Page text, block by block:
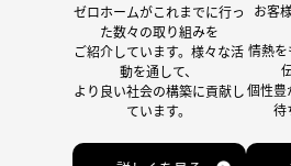
ゼロホームがこれまでに行っ
た数々の取り組みを
ご紹介しています。様々な活
動を通して、
より良い社会の構築に貢献し
ています。
お客
情熱
個性豊
待